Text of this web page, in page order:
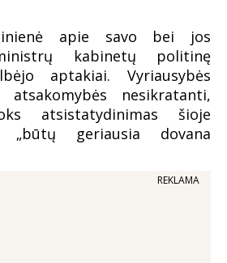
apie savo bei jos
kabinetų politinę
aptakiai. Vyriausybės
atsakomybės nesikratanti,
atsistatydinimas šioje
„būtų geriausia dovana
REKLAMA